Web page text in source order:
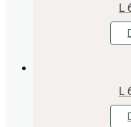
L
L